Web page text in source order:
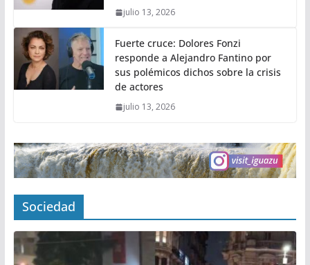
julio 13, 2026
Fuerte cruce: Dolores Fonzi
responde a Alejandro Fantino por
sus polémicos dichos sobre la crisis
de actores
julio 13, 2026
Sociedad